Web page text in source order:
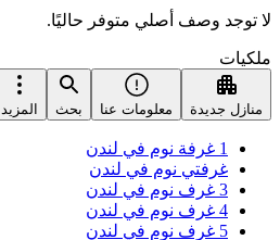
لا توجد وصف أصلي متوفر حاليًا.
ملكيات
منازل جديدة معلومات عنا بحث المزيد
1 غرفة نوم في لندن
غرفتي نوم في لندن
3 غرف نوم في لندن
4 غرف نوم في لندن
5 غرف نوم في لندن